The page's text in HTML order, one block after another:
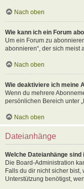
Nach oben
Wie kann ich ein Forum
Um ein Forum zu
abonnieren“, der sich meist
Nach oben
Wie deaktiviere ich meine
Wenn du mehrere
persönlichen Bereich unter
Nach oben
Dateianhänge
Welche Dateianhänge
Die Board-Administration
Falls du dir nicht sicher
Unterstützung benötigst,